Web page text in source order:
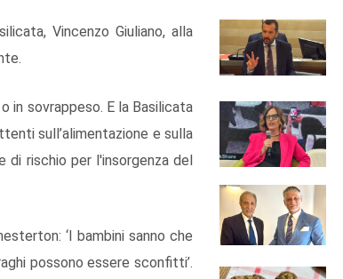
Vincenzo Giuliano, alla
in sovrappeso. E la Basilicata
sull’alimentazione e sulla
di rischio per l'insorgenza del
‘I bambini sanno che
possono essere sconfitti’.